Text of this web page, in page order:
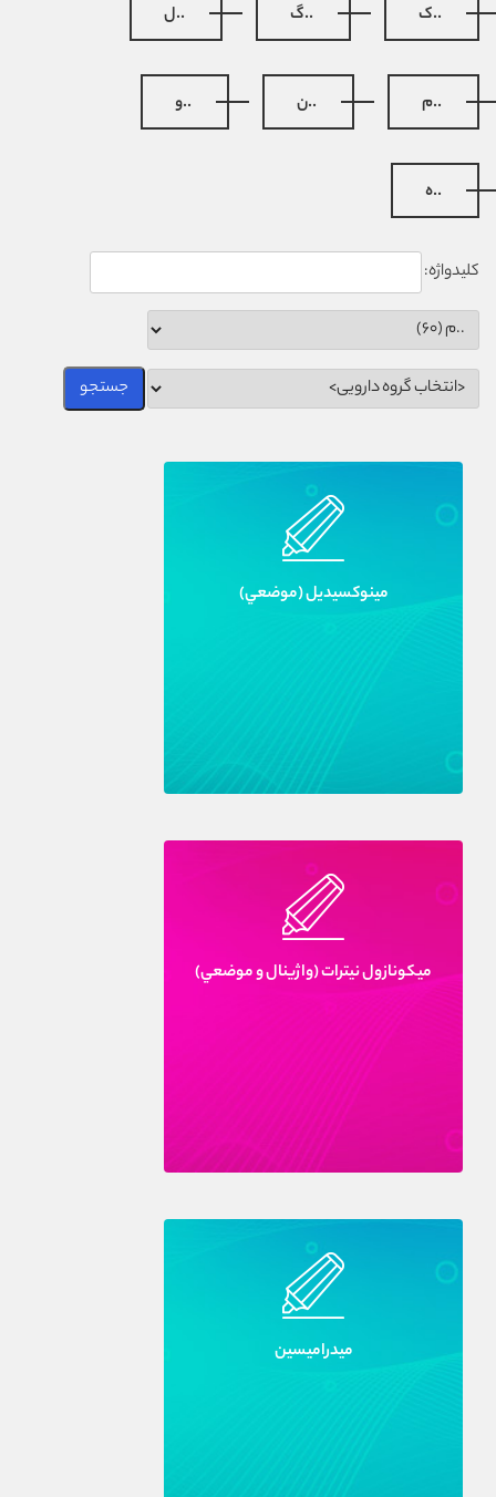
..ک ..گ ..ل
..م ..ن ..و
..ه
کلیدواژه:
مينوکسيديل (موضعي)
ميکونازول نيترات (واژينال و موضعي)
ميدراميسين